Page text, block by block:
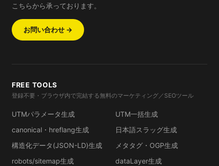
こちらから承っております。
お問い合わせ →
FREE TOOLS
登録不要・ブラウザ内で完結する無料のマーケティング／SEOツール
UTMパラメータ生成
UTM一括生成
canonical・hreflang生成
日本語スラッグ生成
構造化データ(JSON-LD)生成
メタタグ・OGP生成
robots/sitemap生成
dataLayer生成